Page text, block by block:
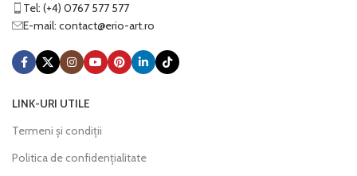
Tel: (+4) 0767 577 577
E-mail:
or.tra-oire
@tcatnoc
LINK-URI UTILE
Termeni și condiții
Politica de confidențialitate